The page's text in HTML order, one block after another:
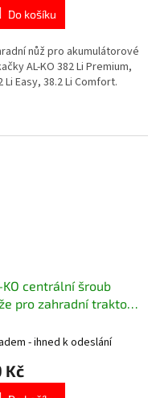
Do košíku
nůž pro akumulátorové
AL-KO 382 Li Premium,
Li Easy, 38.2 Li Comfort.
KO centrální šroub
pro zahradní traktory
- ihned k odeslání
Kč